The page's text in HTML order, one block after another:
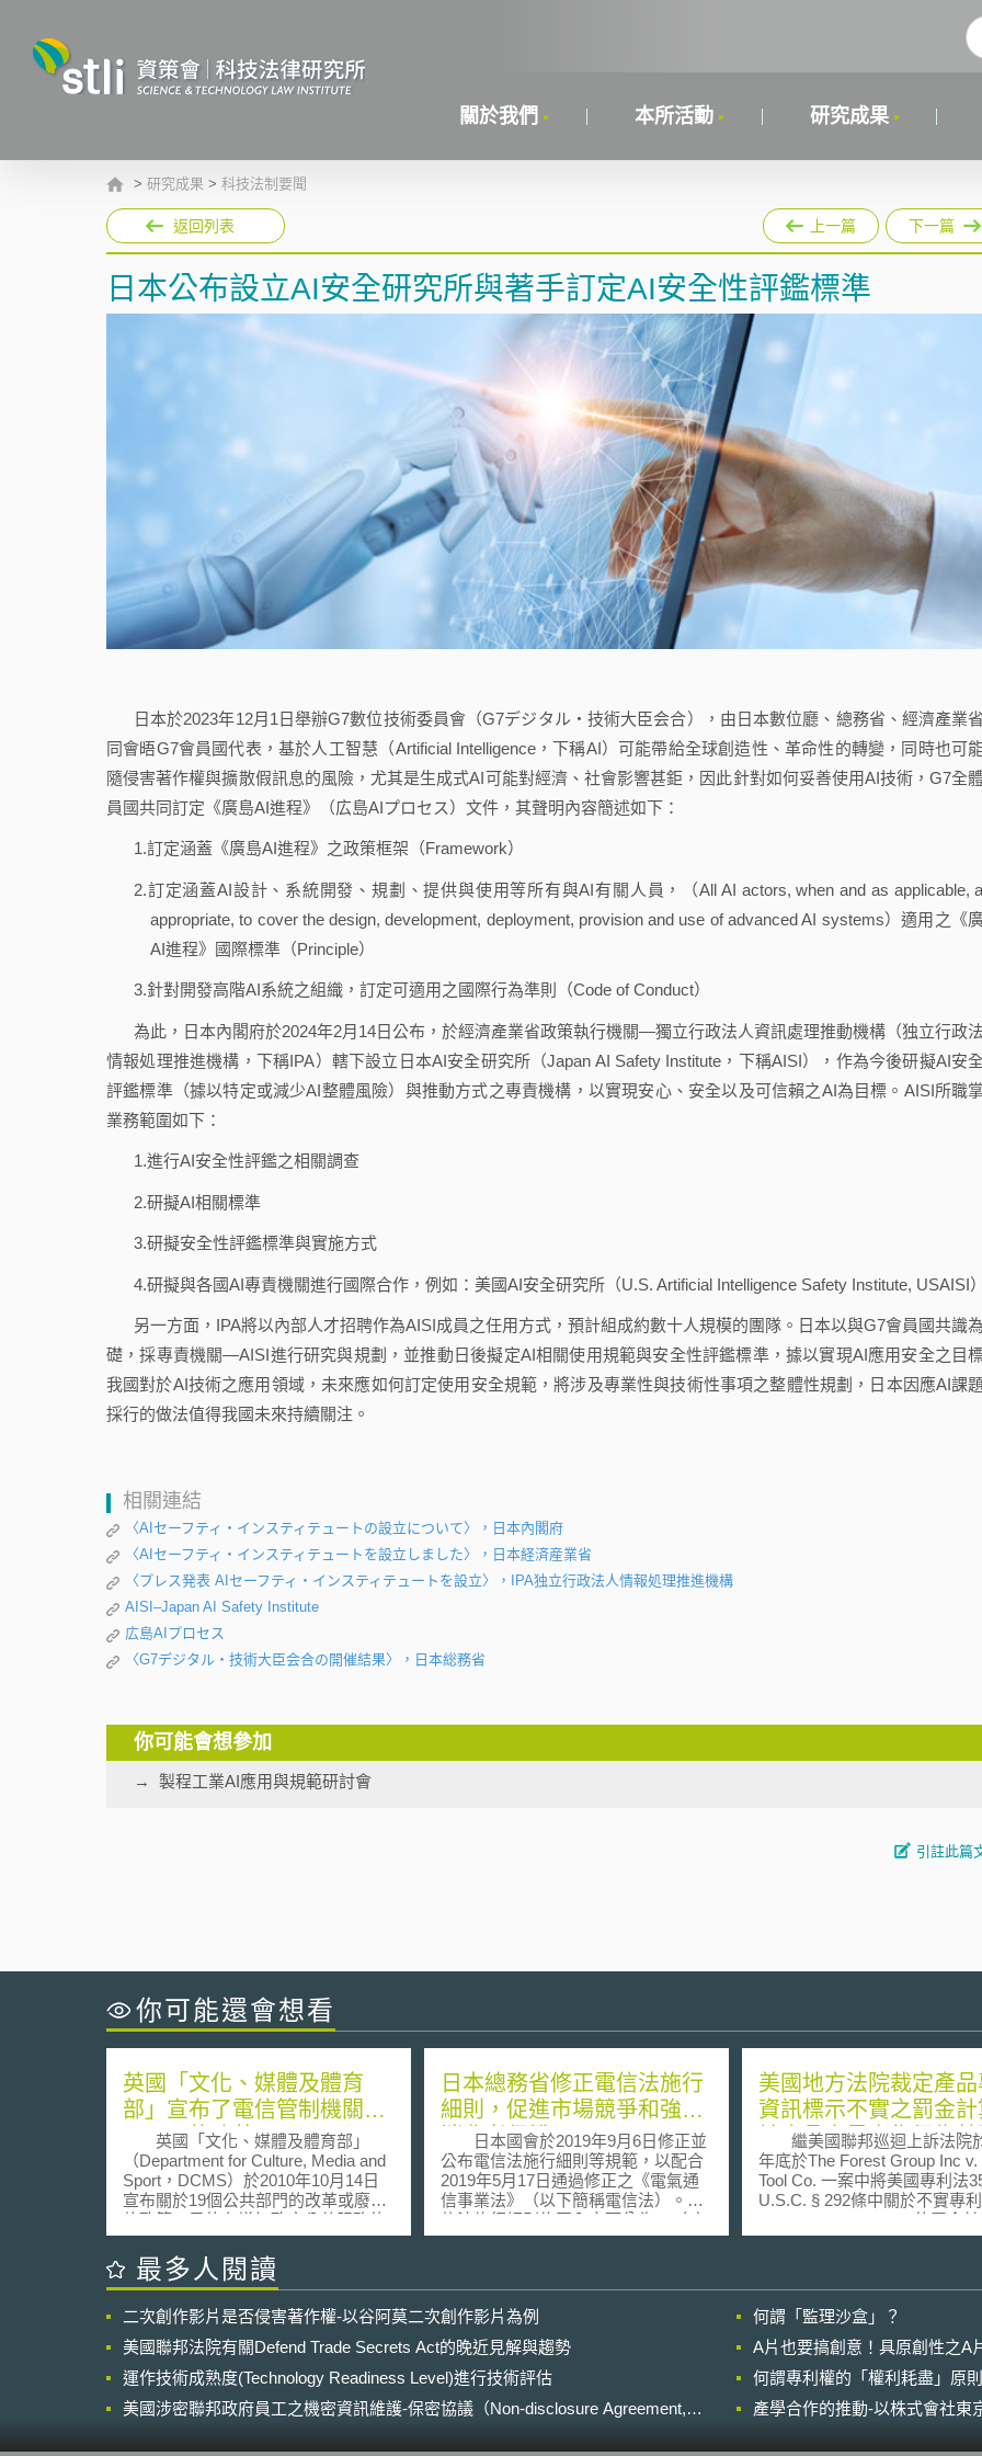
關於我們 本所活動 研究成果
> 研究成果 > 科技法制要聞
返回列表 上一篇 下一篇
日本公布設立AI安全研究所與著手訂定AI安全性評鑑標準
日本於2023年12月1日舉辦G7數位技術委員會（G7デジタル・技術大臣会合），由日本數位廳、總務省、經濟產業
同會晤G7會員國代表，基於人工智慧（Artificial Intelligence，下稱AI）可能帶給全球創造性、革命性的轉變，同時也可
隨侵害著作權與擴散假訊息的風險，尤其是生成式AI可能對經濟、社會影響甚鉅，因此針對如何妥善使用AI技術，G7全
員國共同訂定《廣島AI進程》（広島AIプロセス）文件，其聲明內容簡述如下：
1.訂定涵蓋《廣島AI進程》之政策框架（Framework）
2.訂定涵蓋AI設計、系統開發、規劃、提供與使用等所有與AI有關人員，（All AI actors, when and as applicable,
appropriate, to cover the design, development, deployment, provision and use of advanced AI systems）適用之《
AI進程》國際標準（Principle）
3.針對開發高階AI系統之組織，訂定可適用之國際行為準則（Code of Conduct）
為此，日本內閣府於2024年2月14日公布，於經濟產業省政策執行機關—獨立行政法人資訊處理推動機構（独立行政
情報処理推進機構，下稱IPA）轄下設立日本AI安全研究所（Japan AI Safety Institute，下稱AISI），作為今後研擬AI安
評鑑標準（據以特定或減少AI整體風險）與推動方式之專責機構，以實現安心、安全以及可信賴之AI為目標。AISI所職
業務範圍如下：
1.進行AI安全性評鑑之相關調查
2.研擬AI相關標準
3.研擬安全性評鑑標準與實施方式
4.研擬與各國AI專責機關進行國際合作，例如：美國AI安全研究所（U.S. Artificial Intelligence Safety Institute, USAISI
另一方面，IPA將以內部人才招聘作為AISI成員之任用方式，預計組成約數十人規模的團隊。日本以與G7會員國共識
礎，採專責機關—AISI進行研究與規劃，並推動日後擬定AI相關使用規範與安全性評鑑標準，據以實現AI應用安全之目
我國對於AI技術之應用領域，未來應如何訂定使用安全規範，將涉及專業性與技術性事項之整體性規劃，日本因應AI課
採行的做法值得我國未來持續關注。
相關連結
〈AIセーフティ・インスティテュートの設立について〉，日本內閣府
〈AIセーフティ・インスティテュートを設立しました〉，日本経済産業省
〈プレス発表 AIセーフティ・インスティテュートを設立〉，IPA独立行政法人情報処理推進機構
AISI–Japan AI Safety Institute
広島AIプロセス
〈G7デジタル・技術大臣会合の開催結果〉，日本総務省
你可能會想參加
製程工業AI應用與規範研討會
引註此篇
你可能還會想看
英國「文化、媒體及體育
部」宣布了電信管制機關
Ofcom的改革
英國「文化、媒體及體育部」
（Department for Culture, Media and
Sport，DCMS）於2010年10月14日
宣布關於19個公共部門的改革或廢除
的政策，目的在增加政府公共服務的
透明度與負責度。這些政策也包含針
對電信管制機關Ofcom的改革方案。
針對Ofcom擬議的改革如下：修
責任，改由部長決定檢討的時機與範
圍。允許Ofcom能有彈性的改變其機
關結構，但須經過部長批准。廢除
Ofcom促進訓練發展機會與提供公平
機會的責任。改變Ofcom對區域頻道
Channel 32網路安排之檢討，由年度
日本總務省修正電信法施行
細則，促進市場競爭和強化
消費者保護
日本國會於2019年9月6日修正並
公布電信法施行細則等規範，以配合
2019年5月17日通過修正之《電氣通
信事業法》（以下簡稱電信法）。電
信法施行細則修正內容可分為︰（1）
促進電信服務市場競爭；（2）保護用
提供優惠；惟如非要求繼續利用通信
服務時，則可對用戶提供不超過2萬日
圓額度之優惠，並針對廉價機種、因
通信方式變更需利用新通信服務而購
買手機，以及庫存手機等狀況設有例
外規定。此外，為避免電信業者在用
美國地方法院裁定產
資訊標示不實之罰金
該產品之最高售價為
繼美國聯邦巡迴上訴法院
年底於The Forest Group Inc v.
Tool Co. 一案中將美國專利法
U.S.C. § 292條中關於不實專
(false patent marking)的罰金
認定為罰金之計算是以每一個
後，地方法院於今年4月27日
於專利法第292條具懲罰性之
針對標示錯誤或標示無效專利
品之罰金應以該產品之最高售
被告基於販售該產品所獲得之
經濟利益來計算。 於此案中，
最多人閱讀
二次創作影片是否侵害著作權-以谷阿莫二次創作影片為例
何謂「監理沙盒」？
美國聯邦法院有關Defend Trade Secrets Act的晚近見解與趨勢
A片也要搞創意！具原創性之A
運作技術成熟度(Technology Readiness Level)進行技術評估
何謂專利權的「權利耗盡」原
美國涉密聯邦政府員工之機密資訊維護-保密協議（Non-disclosure Agreement,
產學合作的推動-以株式會社東